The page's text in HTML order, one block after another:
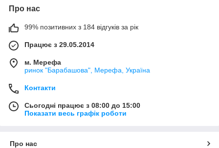
Про нас
99% позитивних з 184 відгуків за рік
Працює з 29.05.2014
м. Мерефа
ринок "Барабашова", Мерефа, Україна
Контакти
Сьогодні працює з 08:00 до 15:00
Показати весь графік роботи
Про нас